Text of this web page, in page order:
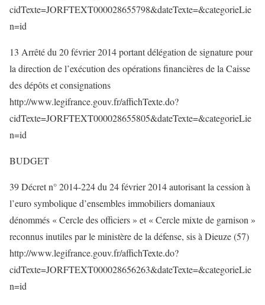
cidTexte=JORFTEXT000028655798&dateTexte=&categorieLie
n=id
13 Arrêté du 20 février 2014 portant délégation de signature pour
la direction de l’exécution des opérations financières de la Caisse
des dépôts et consignations
http://www.legifrance.gouv.fr/affichTexte.do?
cidTexte=JORFTEXT000028655805&dateTexte=&categorieLie
n=id
BUDGET
39 Décret n° 2014-224 du 24 février 2014 autorisant la cession à
l’euro symbolique d’ensembles immobiliers domaniaux
dénommés « Cercle des officiers » et « Cercle mixte de garnison »
reconnus inutiles par le ministère de la défense, sis à Dieuze (57)
http://www.legifrance.gouv.fr/affichTexte.do?
cidTexte=JORFTEXT000028656263&dateTexte=&categorieLie
n=id